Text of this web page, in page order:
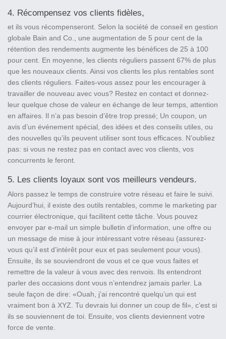
4. Récompensez vos clients fidèles,
et ils vous récompenseront. Selon la société de conseil en gestion
globale Bain and Co., une augmentation de 5 pour cent de la
rétention des rendements augmente les bénéfices de 25 à 100
pour cent. En moyenne, les clients réguliers passent 67% de plus
que les nouveaux clients. Ainsi vos clients les plus rentables sont
des clients réguliers. Faites-vous assez pour les encourager à
travailler de nouveau avec vous? Restez en contact et donnez-
leur quelque chose de valeur en échange de leur temps, attention
en affaires. Il n’a pas besoin d’être trop pressé; Un coupon, un
avis d’un événement spécial, des idées et des conseils utiles, ou
des nouvelles qu’ils peuvent utiliser sont tous efficaces. N’oubliez
pas: si vous ne restez pas en contact avec vos clients, vos
concurrents le feront.
5. Les clients loyaux sont vos meilleurs vendeurs.
Alors passez le temps de construire votre réseau et faire le suivi.
Aujourd’hui, il existe des outils rentables, comme le marketing par
courrier électronique, qui facilitent cette tâche. Vous pouvez
envoyer par e-mail un simple bulletin d’information, une offre ou
un message de mise à jour intéressant votre réseau (assurez-
vous qu’il est d’intérêt pour eux et pas seulement pour vous).
Ensuite, ils se souviendront de vous et ce que vous faites et
remettre de la valeur à vous avec des renvois. Ils entendront
parler des occasions dont vous n’entendrez jamais parler. La
seule façon de dire: «Ouah, j’ai rencontré quelqu’un qui est
vraiment bon à XYZ. Tu devrais lui donner un coup de fil», c’est si
ils se souviennent de toi. Ensuite, vos clients deviennent votre
force de vente.